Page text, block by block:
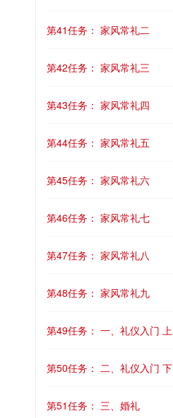
第41任务： 家风常礼二
第42任务： 家风常礼三
第43任务： 家风常礼四
第44任务： 家风常礼五
第45任务： 家风常礼六
第46任务： 家风常礼七
第47任务： 家风常礼八
第48任务： 家风常礼九
第49任务： 一、礼仪入门 上
第50任务： 二、礼仪入门 下
第51任务： 三、婚礼